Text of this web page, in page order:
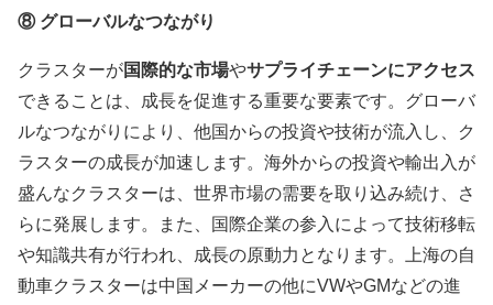
⑧ グローバルなつながり
クラスターが国際的な市場やサプライチェーンにアクセス
できることは、成長を促進する重要な要素です。グローバ
ルなつながりにより、他国からの投資や技術が流入し、ク
ラスターの成長が加速します。海外からの投資や輸出入が
盛んなクラスターは、世界市場の需要を取り込み続け、さ
らに発展します。また、国際企業の参入によって技術移転
や知識共有が行われ、成長の原動力となります。上海の自
動車クラスターは中国メーカーの他にVWやGMなどの進